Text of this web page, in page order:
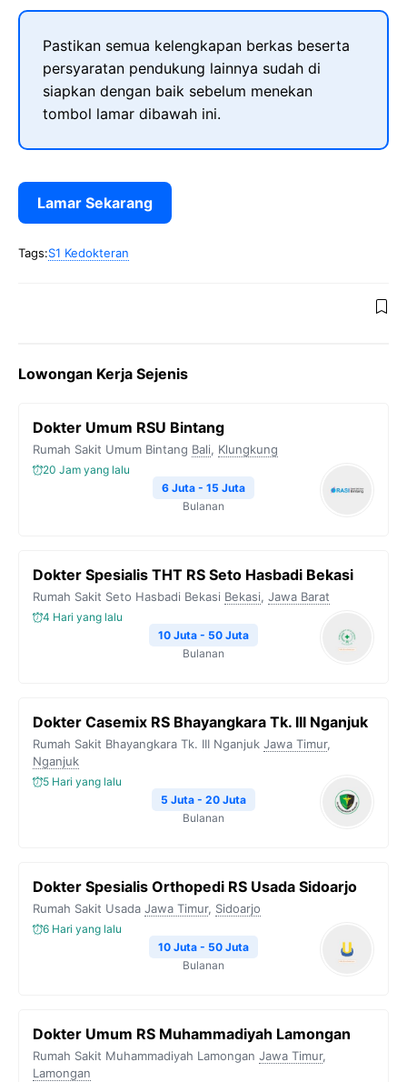
Pastikan semua kelengkapan berkas beserta
persyaratan pendukung lainnya sudah di
siapkan dengan baik sebelum menekan
tombol lamar dibawah ini.
Lamar Sekarang
Tags:S1 Kedokteran
Lowongan Kerja Sejenis
Dokter Umum RSU Bintang
Rumah Sakit Umum Bintang Bali, Klungkung
20 Jam yang lalu
6 Juta - 15 Juta
Bulanan
Dokter Spesialis THT RS Seto Hasbadi Bekasi
Rumah Sakit Seto Hasbadi Bekasi Bekasi, Jawa Barat
4 Hari yang lalu
10 Juta - 50 Juta
Bulanan
Dokter Casemix RS Bhayangkara Tk. III Nganjuk
Rumah Sakit Bhayangkara Tk. III Nganjuk Jawa Timur,
Nganjuk
5 Hari yang lalu
5 Juta - 20 Juta
Bulanan
Dokter Spesialis Orthopedi RS Usada Sidoarjo
Rumah Sakit Usada Jawa Timur, Sidoarjo
6 Hari yang lalu
10 Juta - 50 Juta
Bulanan
Dokter Umum RS Muhammadiyah Lamongan
Rumah Sakit Muhammadiyah Lamongan Jawa Timur,
Lamongan